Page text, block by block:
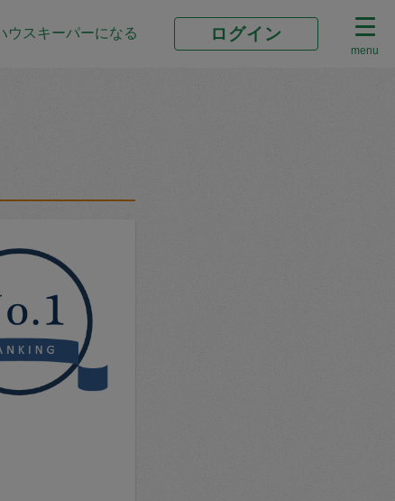
ウスキーパーになる ログイン
menu